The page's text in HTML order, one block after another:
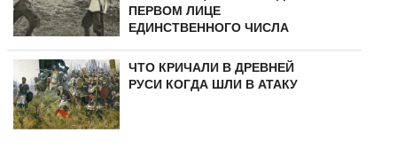
ПЕРВОМ ЛИЦЕ
ЕДИНСТВЕННОГО ЧИСЛА
ЧТО КРИЧАЛИ В ДРЕВНЕЙ
РУСИ КОГДА ШЛИ В АТАКУ